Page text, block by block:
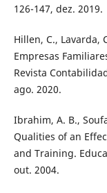
126-147, dez. 2019.
Hillen, C., Lavarda,
Empresas
Revista
ago. 2020.
Ibrahim, A. B.,
Qualities of an
and Training.
out. 2004.